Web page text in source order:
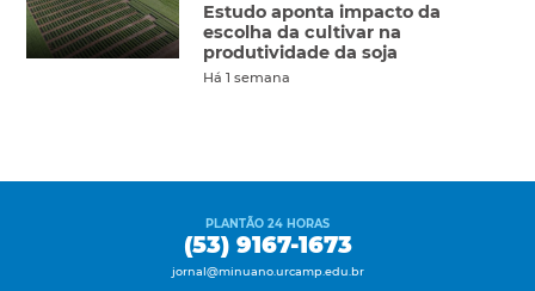
Estudo aponta impacto da
escolha da cultivar na
produtividade da soja
Há 1 semana
PLANTÃO 24 HORAS
(53) 9167-1673
jornal@minuano.urcamp.edu.br